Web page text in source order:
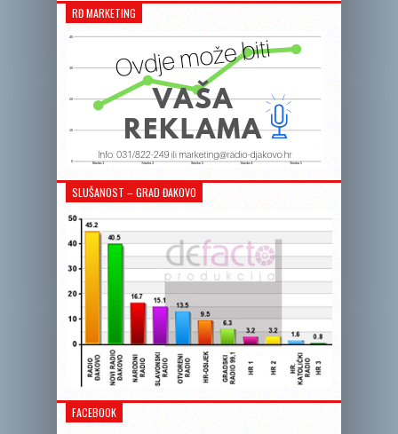
RĐ MARKETING
SLUŠANOST – GRAD ĐAKOVO
FACEBOOK